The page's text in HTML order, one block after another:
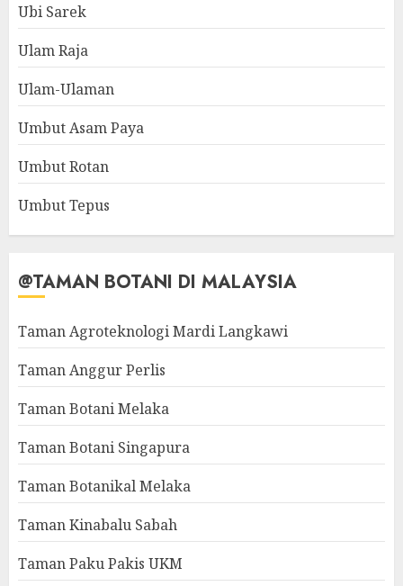
Ubi Sarek
Ulam Raja
Ulam-Ulaman
Umbut Asam Paya
Umbut Rotan
Umbut Tepus
@TAMAN BOTANI DI MALAYSIA
Taman Agroteknologi Mardi Langkawi
Taman Anggur Perlis
Taman Botani Melaka
Taman Botani Singapura
Taman Botanikal Melaka
Taman Kinabalu Sabah
Taman Paku Pakis UKM